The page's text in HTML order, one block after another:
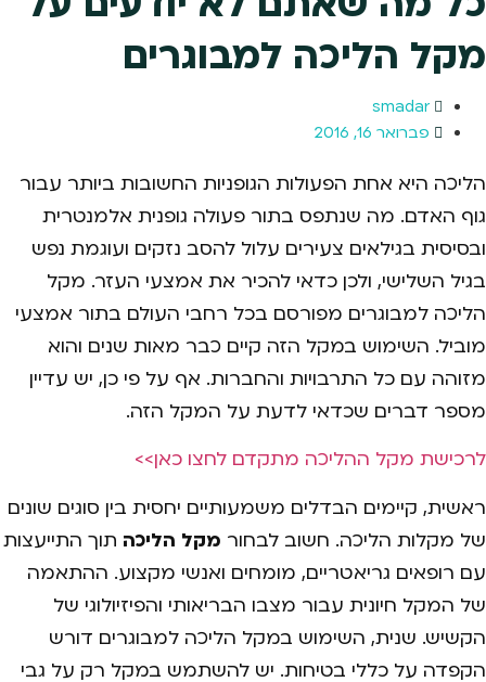
מקל הליכה למבוגרים
smadar
פברואר 16, 2016
הליכה היא אחת הפעולות הגופניות החשובות ביותר עבור
גוף האדם. מה שנתפס בתור פעולה גופנית אלמנטרית
ובסיסית בגילאים צעירים עלול להסב נזקים ועוגמת נפש
בגיל השלישי, ולכן כדאי להכיר את אמצעי העזר. מקל
הליכה למבוגרים מפורסם בכל רחבי העולם בתור אמצעי
מוביל. השימוש במקל הזה קיים כבר מאות שנים והוא
מזוהה עם כל התרבויות והחברות. אף על פי כן, יש עדיין
מספר דברים שכדאי לדעת על המקל הזה.
לרכישת מקל ההליכה מתקדם לחצו כאן>>
ראשית, קיימים הבדלים משמעותיים יחסית בין סוגים שונים
של מקלות הליכה. חשוב לבחור מקל הליכה תוך התייעצות
עם רופאים גריאטריים, מומחים ואנשי מקצוע. ההתאמה
של המקל חיונית עבור מצבו הבריאותי והפיזיולוגי של
הקשיש. שנית, השימוש במקל הליכה למבוגרים דורש
הקפדה על כללי בטיחות. יש להשתמש במקל רק על גבי